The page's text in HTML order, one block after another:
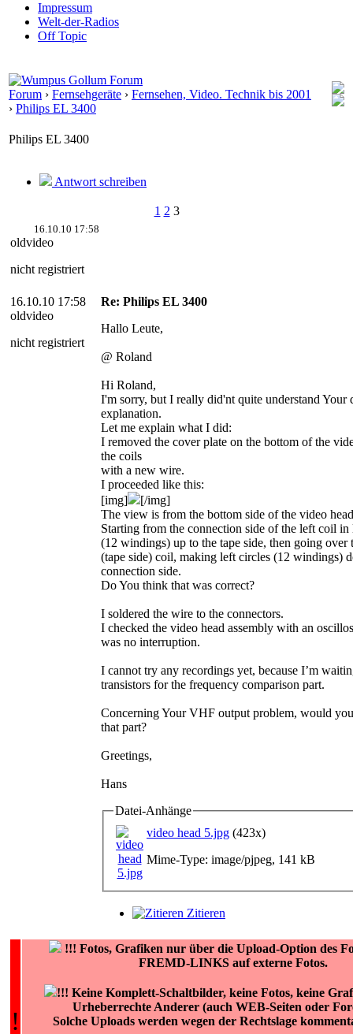
Impressum
Welt-der-Radios
Off Topic
Forum › Fernsehgeräte › Fernsehen, Video. Technik bis 2001
› Philips EL 3400
Philips EL 3400
Antwort schreiben
1 2 3
16.10.10 17:58
oldvideo
nicht registriert
16.10.10 17:58
oldvideo
nicht registriert
Re: Philips EL 3400
Hallo Leute,
@ Roland
Hi Roland,
I'm sorry, but I really did'nt quite understand Your
explanation.
Let me explain what I did:
I removed the cover plate on the bottom of the
the coils
with a new wire.
I proceeded like this:
[img]
[/img]
The view is from the bottom side of the video
Starting from the connection side of the left coil in
(12 windings) up to the tape side, then going over
(tape side) coil, making left circles (12 windings)
connection side.
Do You think that was correct?
I soldered the wire to the connectors.
I checked the video head assembly with an
was no interruption.
I cannot try any recordings yet, because I’m
transistors for the frequency comparison part.
Concerning Your VHF output problem, would
that part?
Greetings,
Hans
Datei-Anhänge
video head 5.jpg (423x)
Mime-Type: image/pjpeg, 141 kB
Zitieren
!
!!! Fotos, Grafiken nur über die Upload-Option des
FREMD-LINKS auf externe Fotos.
!!! Keine Komplett-Schaltbilder, keine Fotos, keine
Urheberrechte Anderer (auch WEB-Seiten oder
Solche Uploads werden wegen der Rechtslage